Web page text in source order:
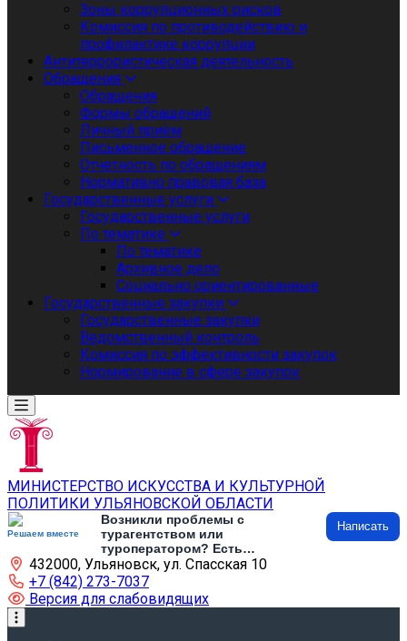
Зоны коррупционных рисков
Комиссия по противодействию и
профилактике коррупции
Антитеррористическая деятельность
Обращения
Обращения
Формы обращений
Личный приём
Письменное обращение
Отчетность по обращениям
Нормативно правовая база
Государственные услуги
Государственные услуги
По тематике
По тематике
Архивное дело
Социально ориентированные
Государственные закупки
Государственные закупки
Ведомственный контроль
Комиссия по эффективности закупок
Нормирование в сфере закупок
МИНИСТЕРСТВО ИСКУССТВА И КУЛЬТУРНОЙ
ПОЛИТИКИ УЛЬЯНОВСКОЙ ОБЛАСТИ
Решаем вместе
Возникли проблемы с
турагентством или
туроператором? Есть
предложения по развитию
туризма и туристической
инфраструктуры? Напишите об
этом
Написать
432000, Ульяновск, ул. Спасская 10
+7 (842) 273-7037
Версия для слабовидящих